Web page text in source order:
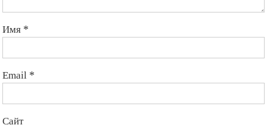
Имя *
Email *
Сайт